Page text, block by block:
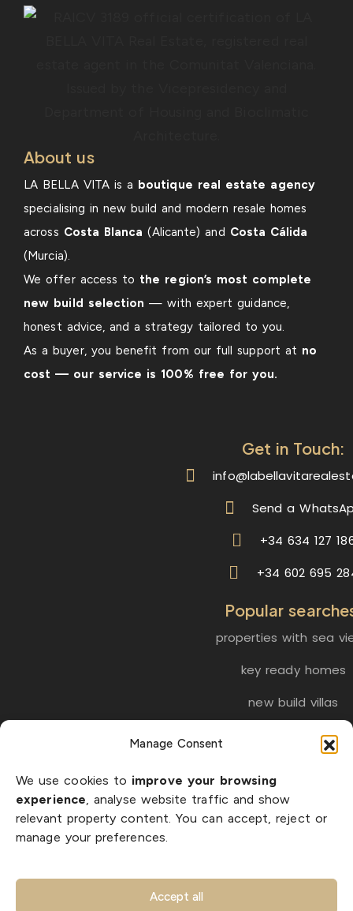
Manage Consent
We use cookies to improve your browsing
experience, analyse website traffic and show
relevant property content. You can accept, reject or
manage your preferences.
Accept all
About us
LA BELLA VITA is a boutique real estate agency
specialising in new build and modern resale homes
across Costa Blanca(Alicante) and Costa Cálida
(Murcia).
We offer access to the region’s most complete
new build selection — with expert guidance,
honest advice, and a strategy tailored to you.
As a buyer, you benefit from our full support at no
cost — our service is 100% free for you.
Get in Touch:
Send a
+34 634 127
+34 602 695
Popular
properties with sea
key ready homes
new build villas
golf properties
EN ES NL
Privacy Policy